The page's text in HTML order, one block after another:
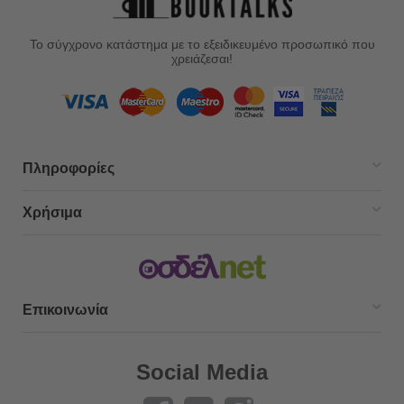
Το σύγχρονο κατάστημα με το εξειδικευμένο προσωπικό που
χρειάζεσαι!
Πληροφορίες
Χρήσιμα
Επικοινωνία
Social Media